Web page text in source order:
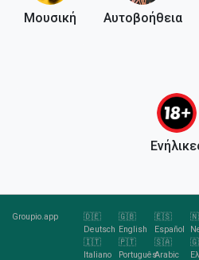
Μουσική Αυτοβοήθεια
Groupio.app
🇩🇪
Deutsch
🇬🇧
English
🇪🇸
Español
🇮🇹
Italiano
🇵🇹
Português
🇸🇦
Arabic